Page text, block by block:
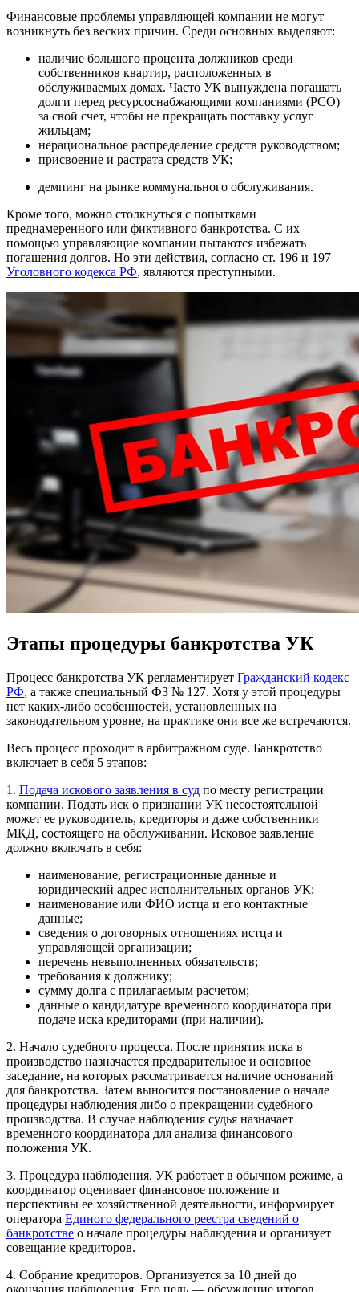
Финансовые проблемы управляющей компании не могут
возникнуть без веских причин. Среди основных выделяют:
наличие большого процента должников среди
собственников квартир, расположенных в
обслуживаемых домах. Часто УК вынуждена погашать
долги перед ресурсоснабжающими компаниями (РСО)
за свой счет, чтобы не прекращать поставку услуг
жильцам;
нерациональное распределение средств руководством;
присвоение и растрата средств УК;
демпинг на рынке коммунального обслуживания.
Кроме того, можно столкнуться с попытками
преднамеренного или фиктивного банкротства. С их
помощью управляющие компании пытаются избежать
погашения долгов. Но эти действия, согласно ст. 196 и 197
Уголовного кодекса РФ, являются преступными.
Этапы процедуры банкротства УК
Процесс банкротства УК регламентирует Гражданский кодекс
РФ, а также специальный ФЗ № 127. Хотя у этой процедуры
нет каких-либо особенностей, установленных на
законодательном уровне, на практике они все же встречаются.
Весь процесс проходит в арбитражном суде. Банкротство
включает в себя 5 этапов:
1. Подача искового заявления в суд по месту регистрации
компании. Подать иск о признании УК несостоятельной
может ее руководитель, кредиторы и даже собственники
МКД, состоящего на обслуживании. Исковое заявление
должно включать в себя:
наименование, регистрационные данные и
юридический адрес исполнительных органов УК;
наименование или ФИО истца и его контактные
данные;
сведения о договорных отношениях истца и
управляющей организации;
перечень невыполненных обязательств;
требования к должнику;
сумму долга с прилагаемым расчетом;
данные о кандидатуре временного координатора при
подаче иска кредиторами (при наличии).
2. Начало судебного процесса. После принятия иска в
производство назначается предварительное и основное
заседание, на которых рассматривается наличие оснований
для банкротства. Затем выносится постановление о начале
процедуры наблюдения либо о прекращении судебного
производства. В случае наблюдения судья назначает
временного координатора для анализа финансового
положения УК.
3. Процедура наблюдения. УК работает в обычном режиме, а
координатор оценивает финансовое положение и
перспективы ее хозяйственной деятельности, информирует
оператора Единого федерального реестра сведений о
банкротстве о начале процедуры наблюдения и организует
совещание кредиторов.
4. Собрание кредиторов. Организуется за 10 дней до